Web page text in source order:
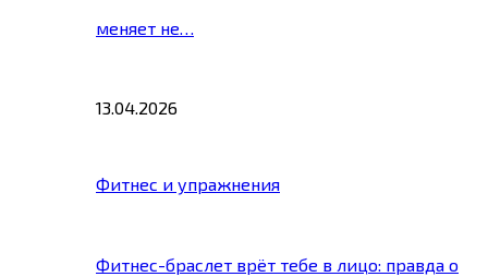
меняет не…
13.04.2026
Фитнес и упражнения
Фитнес-браслет врёт тебе в лицо: правда о